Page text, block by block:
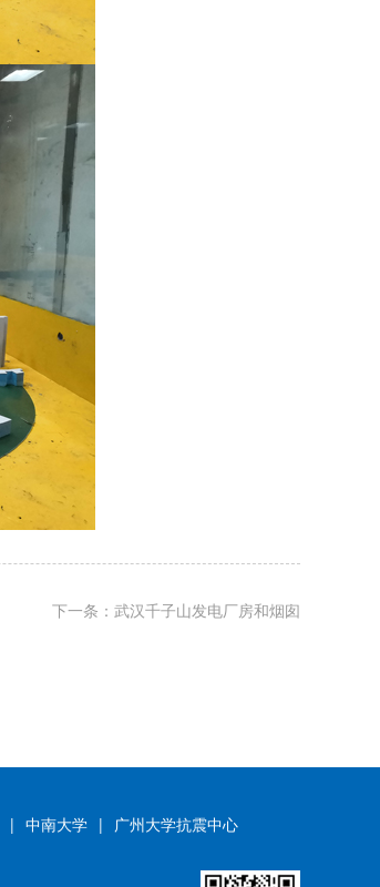
下一条：武汉千子山发电厂房和烟囱
| 中南大学 | 广州大学抗震中心